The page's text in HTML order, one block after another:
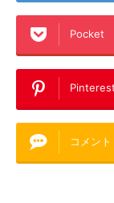
Pocket
Pinterest
コメント